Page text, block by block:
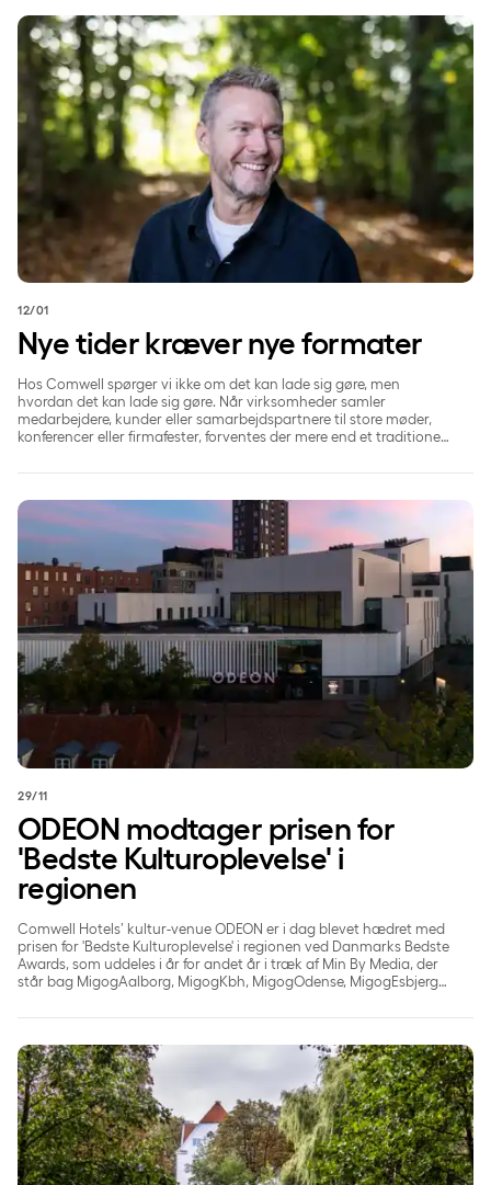
Nye tider kræver nye formater
12/01
Nye tider kræver nye formater
Hos Comwell spørger vi ikke om det kan lade sig gøre, men
hvordan det kan lade sig gøre. Når virksomheder samler
medarbejdere, kunder eller samarbejdspartnere til store møder,
konferencer eller firmafester, forventes der mere end et traditionelt
nye eventformater, som følger de tendenser, der driver arbejdsliv,
ODEON modtager prisen for 'Bedste Kulturoplevelse' i
29/11
ODEON modtager prisen for
'Bedste Kulturoplevelse' i
regionen
Comwell Hotels’ kultur-venue ODEON er i dag blevet hædret med
prisen for 'Bedste Kulturoplevelse' i regionen ved Danmarks Bedste
Awards, som uddeles i år for andet år i træk af Min By Media, der
står bag MigogAalborg, MigogKbh, MigogOdense, MigogEsbjerg
Oplev herregårdsidyllen til dit næste møde eller event